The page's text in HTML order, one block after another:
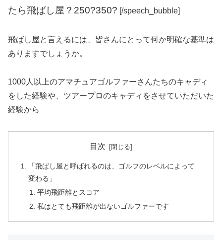
たら飛ばし屋？250?350? [/speech_bubble]
飛ばし屋と言えるには、皆さんにとって何か明確な基準は
ありますでしょうか。
1000人以上のアマチュアゴルファーさんたちのキャディ
をした経験や、ツアープロのキャディをさせていただいた
経験から
目次
「飛ばし屋と呼ばれるのは、ゴルフのレベルによって
変わる」
平均飛距離とスコア
私はとても飛距離が出ないゴルファーです